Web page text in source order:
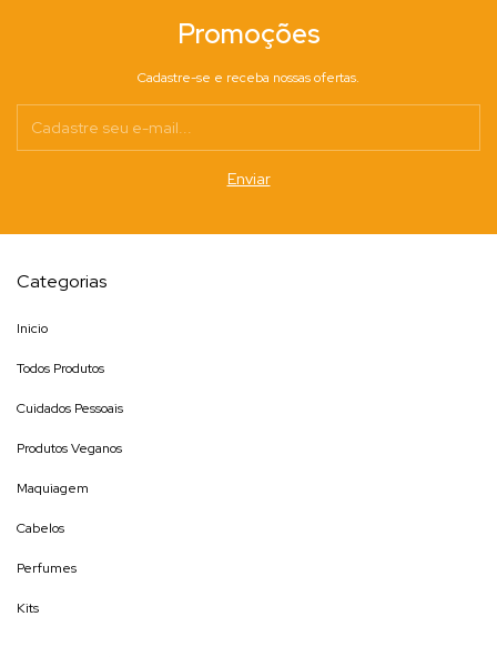
Promoções
Cadastre-se e receba nossas ofertas.
Categorias
Inicio
Todos Produtos
Cuidados Pessoais
Produtos Veganos
Maquiagem
Cabelos
Perfumes
Kits